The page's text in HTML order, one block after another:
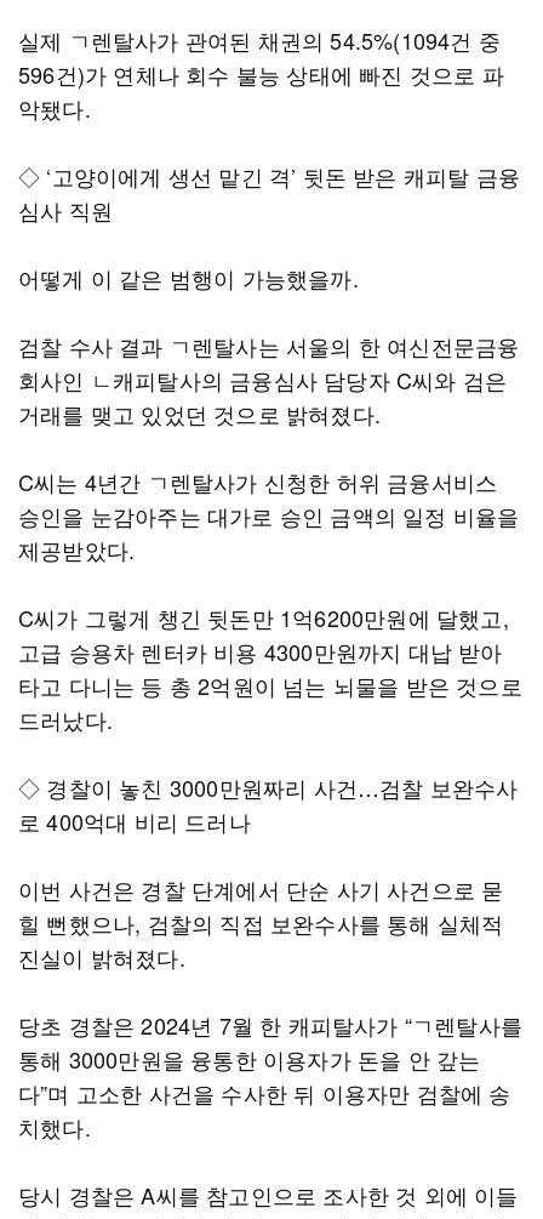
실제 ㄱ렌탈사가 관여된 채권의 54.5%(1094건 중
596건)가 연체나 회수 불능 상태에 빠진 것으로 파
악됐다.
◇ ‘고양이에게 생선 맡긴 격’ 뒷돈 받은 캐피탈 금융
심사 직원
어떻게 이 같은 범행이 가능했을까.
검찰 수사 결과 ㄱ렌탈사는 서울의 한 여신전문금융
회사인 ㄴ캐피탈사의 금융심사 담당자 C씨와 검은
거래를 맺고 있었던 것으로 밝혀졌다.
C씨는 4년간 ㄱ렌탈사가 신청한 허위 금융서비스
승인을 눈감아주는 대가로 승인 금액의 일정 비율을
제공받았다.
C씨가 그렇게 챙긴 뒷돈만 1억6200만원에 달했고,
고급 승용차 렌터카 비용 4300만원까지 대납 받아
타고 다니는 등 총 2억원이 넘는 뇌물을 받은 것으로
드러났다.
◇ 경찰이 놓친 3000만원짜리 사건…검찰 보완수사
로 400억대 비리 드러나
이번 사건은 경찰 단계에서 단순 사기 사건으로 묻
힐 뻔했으나, 검찰의 직접 보완수사를 통해 실체적
진실이 밝혀졌다.
당초 경찰은 2024년 7월 한 캐피탈사가 “ㄱ렌탈사를
통해 3000만원을 융통한 이용자가 돈을 안 갚는
다”며 고소한 사건을 수사한 뒤 이용자만 검찰에 송
치했다.
당시 경찰은 A씨를 참고인으로 조사한 것 외에 이들